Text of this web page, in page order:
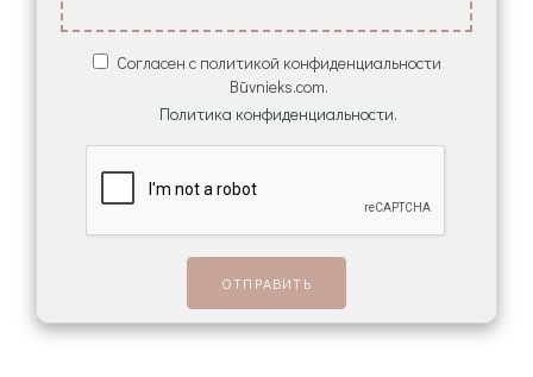
Согласен с политикой конфиденциальности
Būvnieks.com.
Политика конфиденциальности.